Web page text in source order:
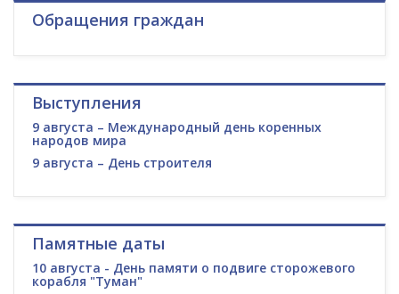
Обращения граждан
Выступления
9 августа – Международный день коренных
народов мира
9 августа – День строителя
Памятные даты
10 августа - День памяти о подвиге сторожевого
корабля "Туман"